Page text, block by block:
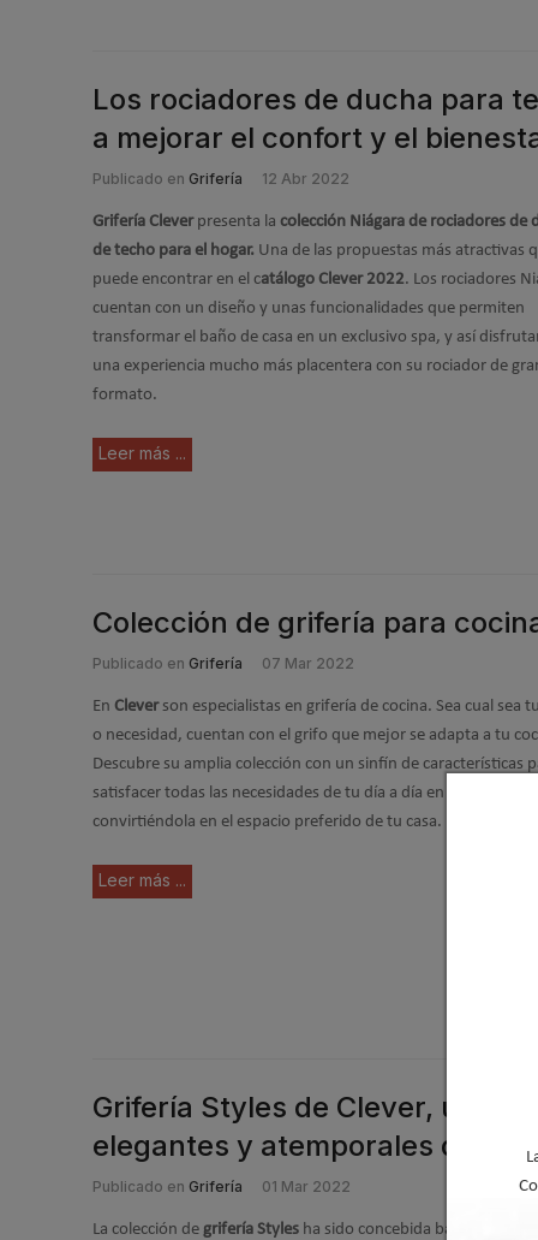
Los rociadores de ducha para
a mejorar el confort y el
Publicado en Grifería 12 Abr 2022
Grifería Cleverpresenta la colección Niágara de rociadores de
de techo para el hogar. Una de las propuestas más atractivas
puede encontrar en el catálogo Clever 2022. Los rociadores
cuentan con un diseño y unas funcionalidades que permiten
transformar el baño de casa en un exclusivo spa, y así
una experiencia mucho más placentera con su rociador de
formato.
Leer más ...
Colección de grifería para
Publicado en Grifería 07 Mar 2022
En Cleverson especialistas en grifería de cocina. Sea cual sea
o necesidad, cuentan con el grifo que mejor se adapta a tu
Descubre su amplia colección con un sinfín de características
satisfacer todas las necesidades de tu día a día en la cocina,
convirtiéndola en el espacio preferido de tu casa.
Leer más ...
Grifería Styles de Clever, una
elegantes y atemporales de
Publicado en Grifería 01 Mar 2022
La colección de grifería Styles ha sido concebida bajo criterios